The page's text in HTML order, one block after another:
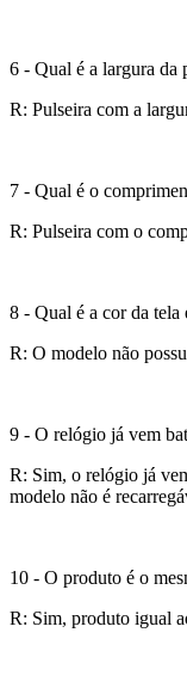
6 - Qual é a largura da
R: Pulseira com a
7 - Qual é o
R: Pulseira com o
8 - Qual é a cor da
R: O modelo não
9 - O relógio já vem
R: Sim, o relógio já
modelo não é
10 - O produto é o
R: Sim, produto igual